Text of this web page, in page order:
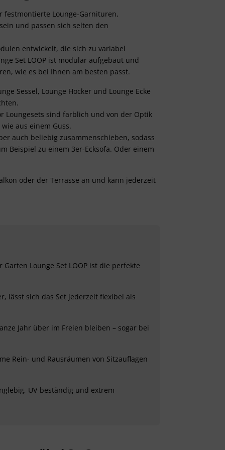
festmontierte Lounge-Garnituren,
und passen sich selten den
entwickelt, die sich zu variabel
Set LOOP ist modular aufgebaut und
wie es bei Ihnen am besten passt.
Sessel, Lounge Hocker und Lounge Ecke
Loungesets sind farblich und von der Optik
aus einem Guss.
auch beliebig zusammenschieben, sodass
Beispiel zu einem 3er-Ecksofa. Oder einem
oder der Terrasse an und kann jederzeit
Lounge Set LOOP ist die perfekte
lässt sich das Set jederzeit flexibel als
Jahr über im Freien bleiben – sogar bei
Rein- und Rausräumen von Sitzauflagen
UV-beständig und extrem